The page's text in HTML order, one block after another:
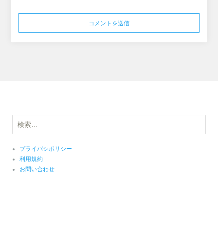
索:
プライバシポリシー
利用規約
お問い合わせ